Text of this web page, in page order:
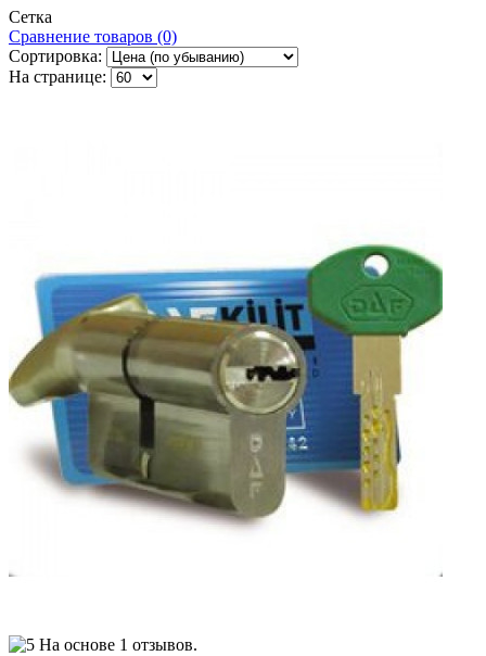
Сетка
Сравнение товаров (0)
Сортировка:
На странице:
На основе 1 отзывов.